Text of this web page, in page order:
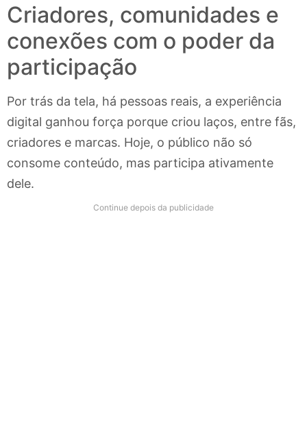
Criadores, comunidades e
conexões com o poder da
participação
Por trás da tela, há pessoas reais, a experiência
digital ganhou força porque criou laços, entre fãs,
criadores e marcas. Hoje, o público não só
consome conteúdo, mas participa ativamente
dele.
Continue depois da publicidade